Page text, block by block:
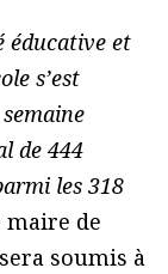
éducative et
s’est
de 444
les 318
maire de
soumis à